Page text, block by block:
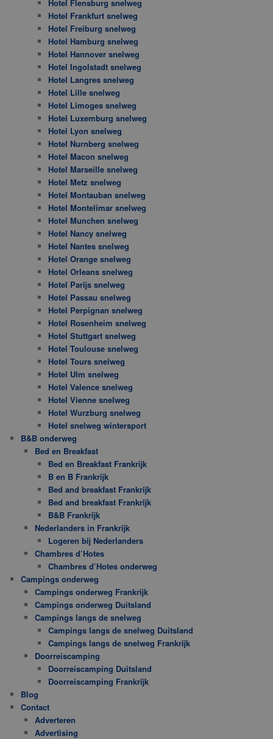
Hotel Flensburg snelweg
Hotel Frankfurt snelweg
Hotel Freiburg snelweg
Hotel Hamburg snelweg
Hotel Hannover snelweg
Hotel Ingolstadt snelweg
Hotel Langres snelweg
Hotel Lille snelweg
Hotel Limoges snelweg
Hotel Luxemburg snelweg
Hotel Lyon snelweg
Hotel Nurnberg snelweg
Hotel Macon snelweg
Hotel Marseille snelweg
Hotel Metz snelweg
Hotel Montauban snelweg
Hotel Montelimar snelweg
Hotel Munchen snelweg
Hotel Nancy snelweg
Hotel Nantes snelweg
Hotel Orange snelweg
Hotel Orleans snelweg
Hotel Parijs snelweg
Hotel Passau snelweg
Hotel Perpignan snelweg
Hotel Rosenheim snelweg
Hotel Stuttgart snelweg
Hotel Toulouse snelweg
Hotel Tours snelweg
Hotel Ulm snelweg
Hotel Valence snelweg
Hotel Vienne snelweg
Hotel Wurzburg snelweg
Hotel snelweg wintersport
B&B onderweg
Bed en Breakfast
Bed en Breakfast Frankrijk
B en B Frankrijk
Bed and breakfast Frankrijk
Bed and breakfast Frankrijk
B&B Frankrijk
Nederlanders in Frankrijk
Logeren bij Nederlanders
Chambres d’Hotes
Chambres d’Hotes onderweg
Campings onderweg
Campings onderweg Frankrijk
Campings onderweg Duitsland
Campings langs de snelweg
Campings langs de snelweg Duitsland
Campings langs de snelweg Frankrijk
Doorreiscamping
Doorreiscamping Duitsland
Doorreiscamping Frankrijk
Blog
Contact
Adverteren
Advertising